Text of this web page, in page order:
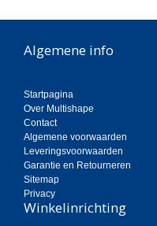
Algemene info
Startpagina
Over Multishape
Contact
Algemene voorwaarden
Leveringsvoorwaarden
Garantie en Retourneren
Sitemap
Privacy
Winkelinrichting